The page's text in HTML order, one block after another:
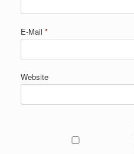
E-Mail *
Website